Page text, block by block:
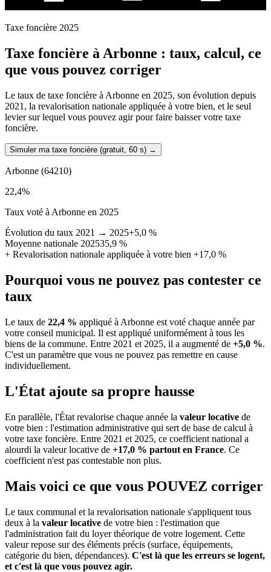
Taxe foncière 2025
Taxe foncière àArbonne : taux, calcul, ce
que vous pouvez corriger
Le taux de taxe foncière à Arbonne en 2025, son évolution depuis
2021, la revalorisation nationale appliquée à votre bien, et le seul
levier sur lequel vous pouvez agir pour faire baisser votre taxe
foncière.
Simuler ma taxe foncière (gratuit, 60 s) →
Arbonne (64210)
22,4%
Taux voté à Arbonne en 2025
Évolution du taux 2021 → 2025+5,0 %
Moyenne nationale 202535,9 %
+ Revalorisation nationale appliquée à votre bien +17,0 %
Pourquoi vous ne pouvez pas contester ce
taux
Le taux de 22,4 % appliqué à Arbonne est voté chaque année par
votre conseil municipal. Il est appliqué uniformément à tous les
biens de la commune. Entre 2021 et 2025, il a augmenté de +5,0 %.
C'est un paramètre que vous ne pouvez pas remettre en cause
individuellement.
L'État ajoute sa propre hausse
En parallèle, l'État revalorise chaque année la valeur locative de
votre bien : l'estimation administrative qui sert de base de calcul à
votre taxe foncière. Entre 2021 et 2025, ce coefficient national a
alourdi la valeur locative de +17,0 % partout en France. Ce
coefficient n'est pas contestable non plus.
Mais voici ce que vous POUVEZ corriger
Le taux communal et la revalorisation nationale s'appliquent tous
deux à la valeur locative de votre bien : l'estimation que
l'administration fait du loyer théorique de votre logement. Cette
valeur repose sur des éléments précis (surface, équipements,
catégorie du bien, dépendances). C'est là que les erreurs se logent,
et c'est là que vous pouvez agir.